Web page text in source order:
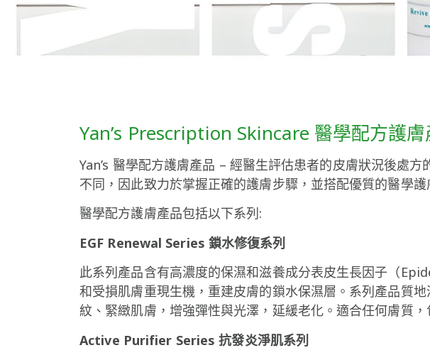
Yan’s Prescription Skincare 醫學配方護
Yan’s 醫學配方護膚產品 – 經醫生評估患者的皮膚狀況後處
不同，因此致力於掌握正確的護膚步驟，並搭配優質的醫學
醫學配方護膚產品包括以下系列:
EGF Renewal Series 鎖水修復系列
此系列產品含有高濃度的保濕和滋養成分表皮生長因子（
和受損肌膚重現生機，重建皮膚的鎖水保濕層。 系列產品質
紋、緊緻肌膚，增強彈性與光澤，延緩老化。適合任何膚質，
Active Purifier Series 抗發炎淨肌系列